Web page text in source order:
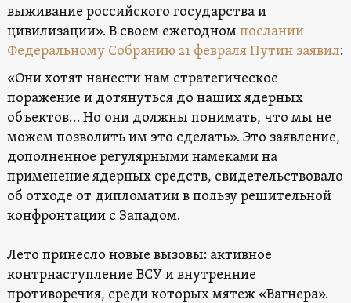
выживание российского государства и
цивилизации». В своем ежегодномпослании
Федеральному Собранию 21 февраляПутин заявил:
«Они хотят нанести нам стратегическое
поражение и дотянуться до наших ядерных
объектов… Но они должны понимать, что мы не
можем позволить им это сделать». Это заявление,
дополненное регулярными намеками на
применение ядерных средств, свидетельствовало
об отходе от дипломатии в пользу решительной
конфронтации с Западом.
Лето принесло новые вызовы: активное
контрнаступление ВСУ и внутренние
противоречия, среди которых мятеж «Вагнера».